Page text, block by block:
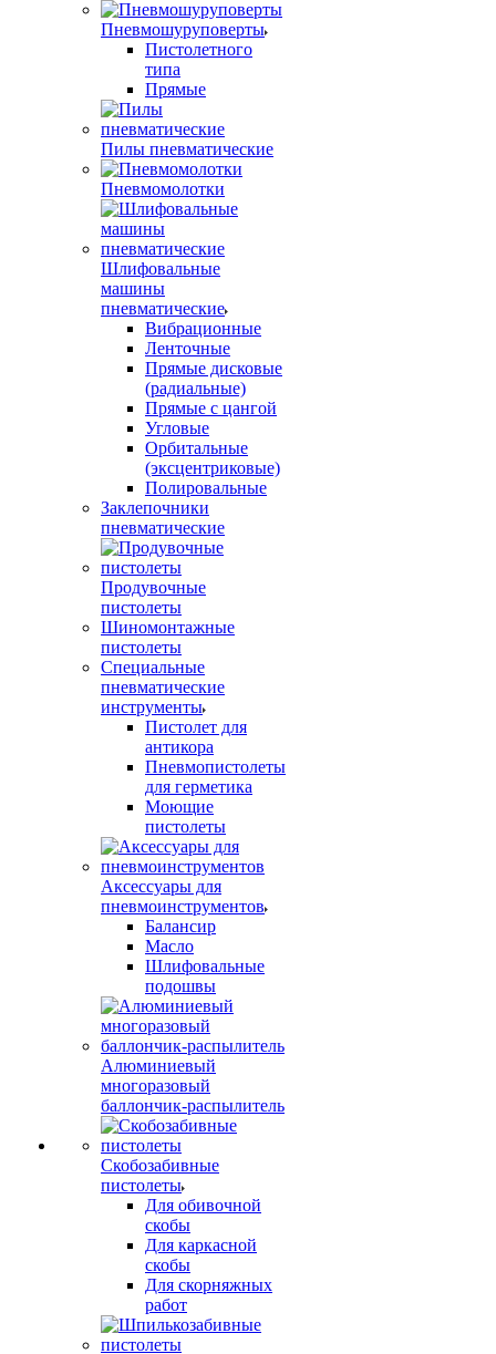
Пневмошуруповерты
Пистолетного
типа
Прямые
Пилы пневматические
Пневмомолотки
Шлифовальные
машины
пневматические
Вибрационные
Ленточные
Прямые дисковые
(радиальные)
Прямые с цангой
Угловые
Орбитальные
(эксцентриковые)
Полировальные
Заклепочники
пневматические
Продувочные
пистолеты
Шиномонтажные
пистолеты
Специальные
пневматические
инструменты
Пистолет для
антикора
Пневмопистолеты
для герметика
Моющие
пистолеты
Аксессуары для
пневмоинструментов
Балансир
Масло
Шлифовальные
подошвы
Алюминиевый
многоразовый
баллончик-распылитель
Скобозабивные
пистолеты
Для обивочной
скобы
Для каркасной
скобы
Для скорняжных
работ